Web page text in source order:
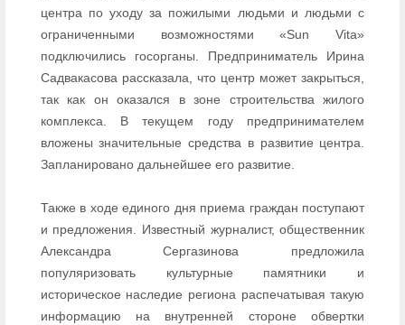
центра по уходу за пожилыми людьми и людьми с
ограниченными возможностями «Sun Vita»
подключились госорганы. Предприниматель Ирина
Садвакасова рассказала, что центр может закрыться,
так как он оказался в зоне строительства жилого
комплекса. В текущем году предпринимателем
вложены значительные средства в развитие центра.
Запланировано дальнейшее его развитие.
Также в ходе единого дня приема граждан поступают
и предложения. Известный журналист, общественник
Александра Сергазинова предложила
популяризовать культурные памятники и
историческое наследие региона распечатывая такую
информацию на внутренней стороне обвертки